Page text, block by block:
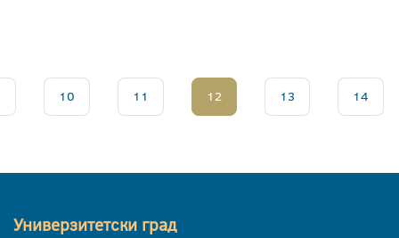
10 11 12 13 14
Универзитетски град